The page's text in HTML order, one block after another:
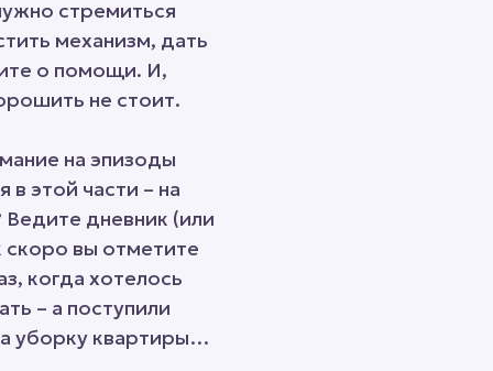
стремиться
механизм, дать
о помощи. И,
не стоит.
на эпизоды
этой части – на
дневник (или
скоро вы отметите
когда хотелось
– а поступили
уборку квартиры…